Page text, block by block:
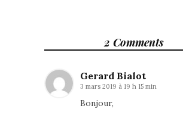
2 Comments
Gerard Bialot
3 mars 2019 à 19 h 15 min
Bonjour,